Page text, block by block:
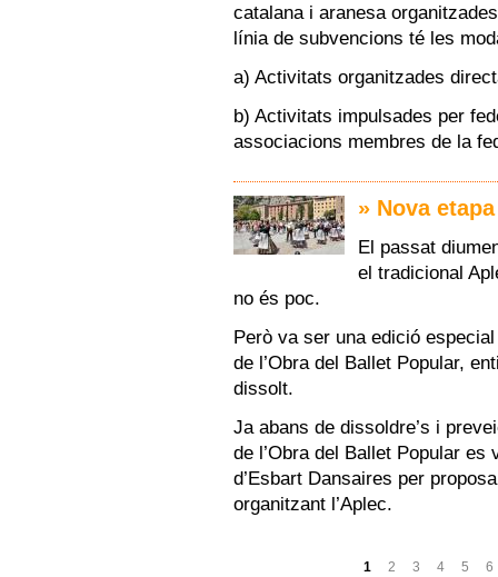
catalana i aranesa
línia de subvencions té les
a) Activitats organitzades
b) Activitats impulsades per
associacions membres de la
» Nova
El passat
el tradicional
no és poc.
Però va ser una edició
de l’Obra del Ballet Popular,
dissolt.
Ja abans de dissoldre’s i
de l’Obra del Ballet Popular es
d’Esbart Dansaires per
organitzant l’Aplec.
1 2 3 4 5 6